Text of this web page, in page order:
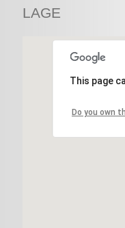
LAGE
This page
Do you own